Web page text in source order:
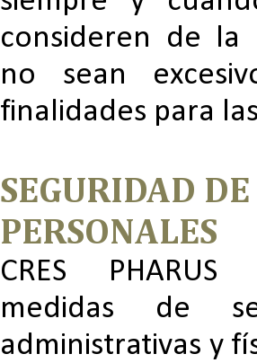
consideren de la
no sean
finalidades para
SEGURIDAD
PERSONALES
CRES
medidas de
administrativas y